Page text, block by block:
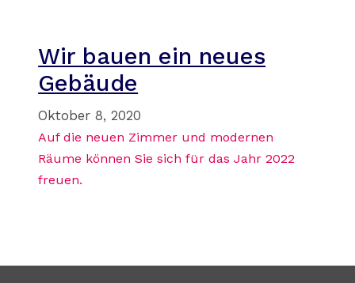
Wir bauen ein neues
Gebäude
Oktober 8, 2020
Auf die neuen Zimmer und modernen
Räume können Sie sich für das Jahr 2022
freuen.